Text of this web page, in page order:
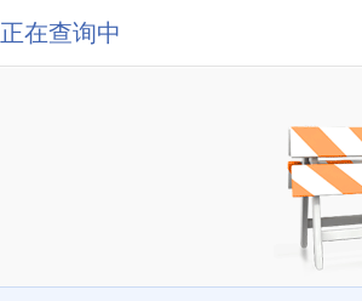
正在查询中